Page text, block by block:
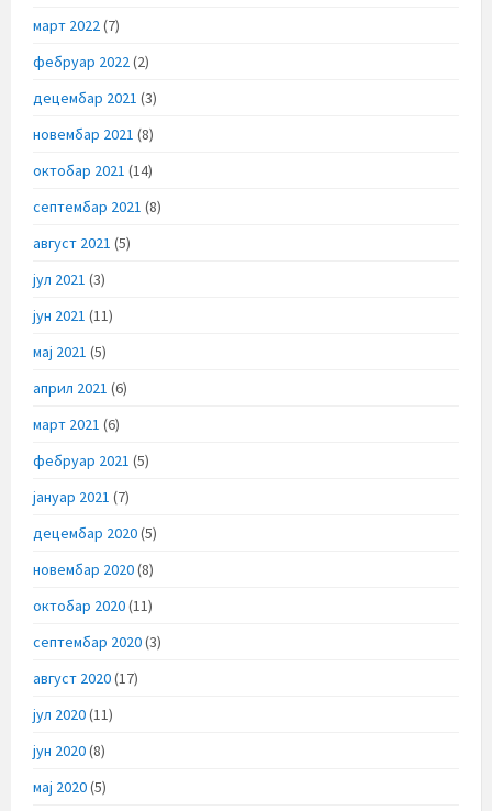
март 2022(7)
фебруар 2022(2)
децембар 2021 (3)
новембар 2021 (8)
октобар 2021 (14)
септембар 2021 (8)
август 2021 (5)
јул 2021 (3)
јун 2021 (11)
мај 2021 (5)
април 2021 (6)
март 2021 (6)
фебруар 2021 (5)
јануар 2021 (7)
децембар 2020(5)
новембар 2020(8)
октобар 2020(11)
септембар 2020(3)
август 2020(17)
јул 2020(11)
јун 2020(8)
мај 2020(5)